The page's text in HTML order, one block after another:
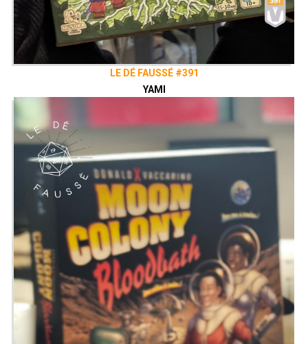
LE DÉ FAUSSÉ #391
YAMI